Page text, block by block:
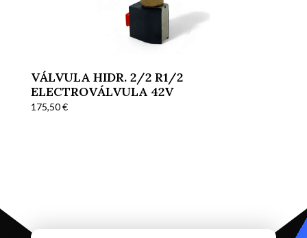
VÁLVULA HIDR. 2/2 R1/2
ELECTROVÁLVULA 42V
175,50€